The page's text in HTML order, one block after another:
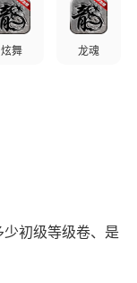
炫舞 龙魂
初级等级卷、是